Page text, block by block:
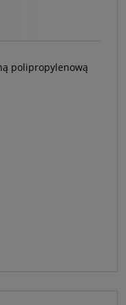
polipropylenową